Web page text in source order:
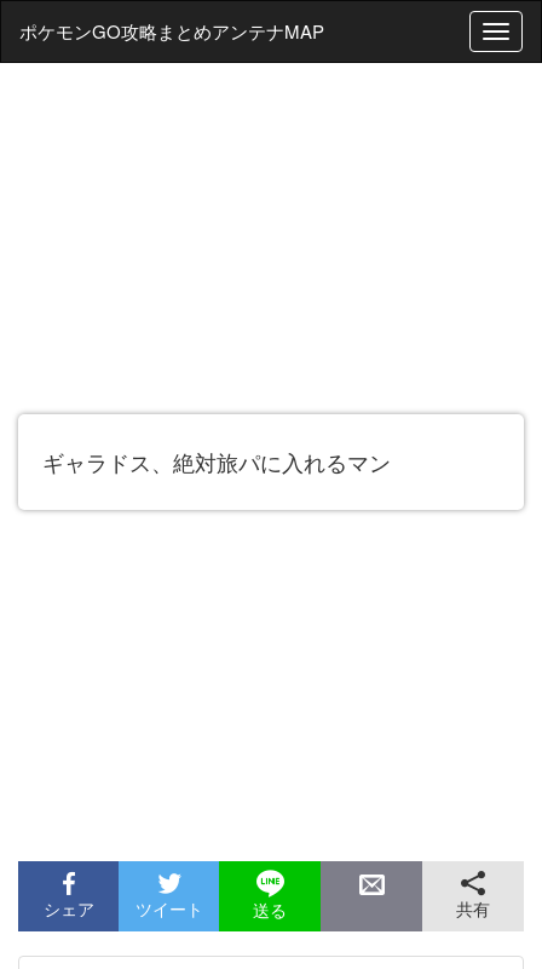
T
o
ポケモンGO攻略まとめアンテナMAP
ギャラドス、絶対旅パに入れるマン
シェア ツイート 送る 共有